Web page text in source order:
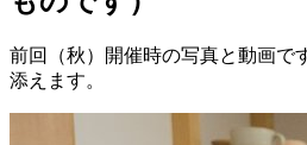
前回（秋）開催時の写真と動画で
添えます。